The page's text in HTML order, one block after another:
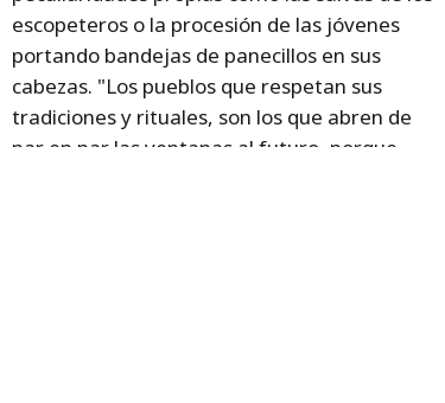
escopeteros o la procesión de las jóvenes
portando bandejas de panecillos en sus
cabezas. "Los pueblos que respetan sus
tradiciones y rituales, son los que abren de
par en par las ventanas al futuro, porque